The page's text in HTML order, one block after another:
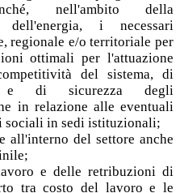
nell'ambito della
dell'energia, i necessari
regionale e/o territoriale per
ottimali per l'attuazione
del sistema, di
e di sicurezza degli
in relazione alle eventuali
sociali in sedi istituzionali;
all'interno del settore anche
e delle retribuzioni di
tra costo del lavoro e le